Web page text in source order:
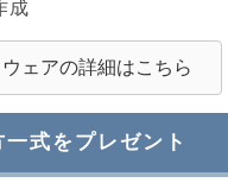
成
ェアの詳細はこちら
式をプレゼント